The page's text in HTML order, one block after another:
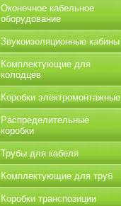
Оконечное кабельное
оборудование
Звукоизоляционные кабины
Комплектующие для
колодцев
Коробки электромонтажные
Распределительные
коробки
Трубы для кабеля
Комплектующие для труб
Коробки транспозиции